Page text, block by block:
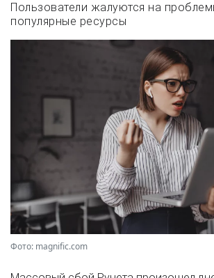
Пользователи жалуются на
популярные ресурсы
Фото: magnific.com